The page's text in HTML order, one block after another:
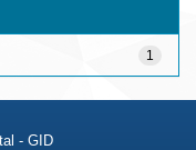
1
- GID